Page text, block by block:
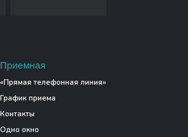
Приемная
«Прямая телефонная линия»
График приема
Контакты
Одно окно